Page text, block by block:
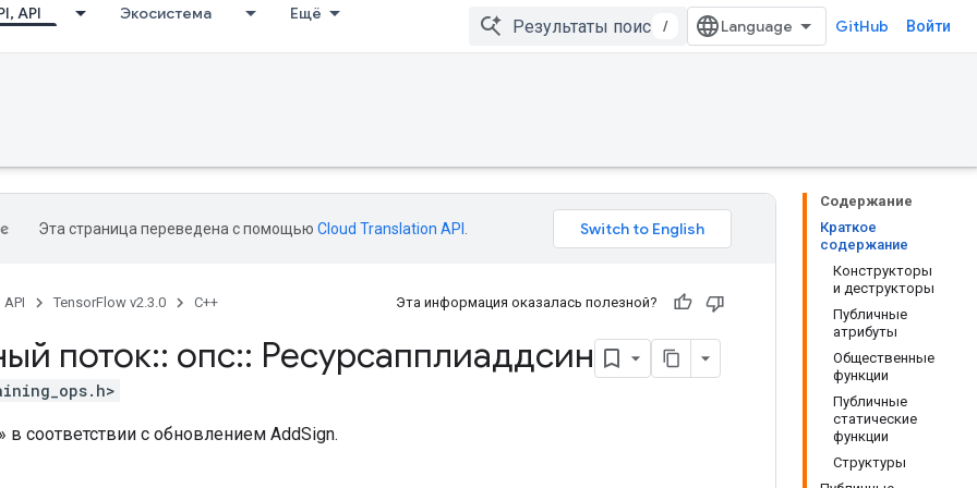
API Экосистема Ещё
/ GitHub Войти
Содержание
Краткое
содержание
Конструкторы
и деструкторы
Публичные
атрибуты
Общественные
функции
Публичные
статические
функции
Структуры
Эта страница переведена с помощью Cloud Translation API
API TensorFlow v2.3.0 C++ Эта информация оказалась полезной?
поток:: опс:: Ресурсапплиаддсин
в соответствии с обновлением AddSign.